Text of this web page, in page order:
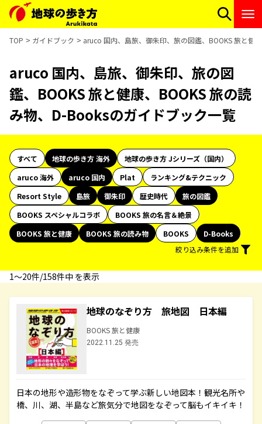
TOP ガイドブック aruco 国内、島旅、御朱印、旅の図鑑、BOOKS 旅と健
aruco 国内、島旅、御朱印、旅の図
鑑、BOOKS 旅と健康、BOOKS 旅の読
み物、D-Booksのガイドブック一覧
すべて 地球の歩き方 海外
地球の歩き方 Jシリーズ（国内）
aruco 海外
aruco 国内 Plat
ランキング&テクニック
Resort Style
島旅 御朱印 歴史時代
旅の図鑑
BOOKS スペシャルコラボ
BOOKS 旅の名言＆絶景
BOOKS 旅と健康
BOOKS 旅の読み物 BOOKS
D-Books
絞り込み条件を追加
1〜20件/158件中 を表示
地球のなぞり方 旅地図 日本編
BOOKS 旅と健康
2022.11.25 発売
日本の地形や造形物をなぞって学ぶ新しい地図本！観光名所や
橋、川、湖、半島など旅気分で地図をなぞって脳もイキイキ！